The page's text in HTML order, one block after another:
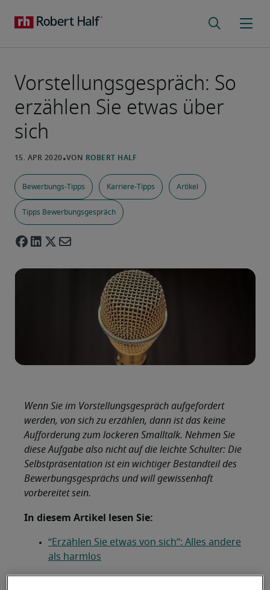
Vorstellungsgespräch: So
erzählen Sie etwas über
sich
Bewerbungs-Tipps Karriere-Tipps Artikel
Tipps Bewerbungsgespräch
Wenn Sie im Vorstellungsgespräch aufgefordert
werden, von sich zu erzählen, dann ist das keine
Aufforderung zum lockeren Smalltalk. Nehmen Sie
diese Aufgabe also nicht auf die leichte Schulter: Die
Selbstpräsentation ist ein wichtiger Bestandteil des
Bewerbungsgesprächs und will gewissenhaft
vorbereitet sein.
In diesem Artikel lesen Sie:
“Erzählen Sie etwas von sich”: Alles andere
als harmlos